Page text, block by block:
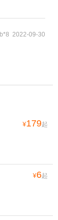
b*8 2022-09-30
¥179起
¥6起